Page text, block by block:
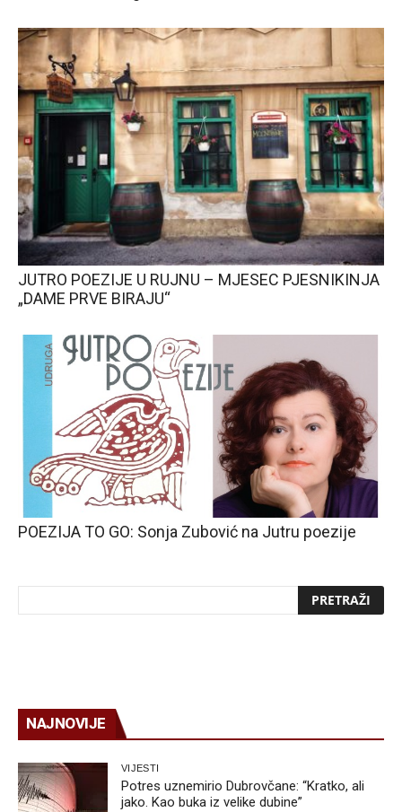
JUTRO POEZIJE U RUJNU – MJESEC PJESNIKINJA
„DAME PRVE BIRAJU“
POEZIJA TO GO: Sonja Zubović na Jutru poezije
NAJNOVIJE
VIJESTI
Potres uznemirio Dubrovčane: “Kratko, ali
jako. Kao buka iz velike dubine”